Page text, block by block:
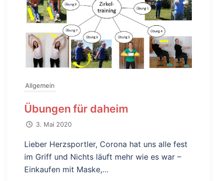
Allgemein
Übungen für daheim
3. Mai 2020
Lieber Herzsportler, Corona hat uns alle fest
im Griff und Nichts läuft mehr wie es war –
Einkaufen mit Maske,…